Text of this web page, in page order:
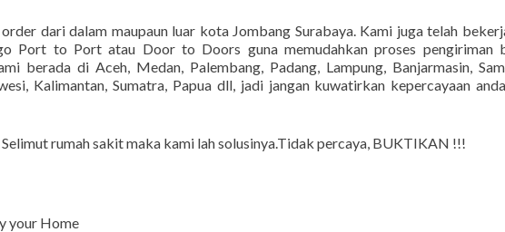
dari dalam maupaun luar kota Jombang Surabaya. Kami juga telah
Port to Port atau Door to Doors guna memudahkan proses pengiriman
berada di Aceh, Medan, Palembang, Padang, Lampung, Banjarmasin,
Kalimantan, Sumatra, Papua dll, jadi jangan kuwatirkan kepercayaan
rumah sakit maka kami lah solusinya.Tidak percaya, BUKTIKAN !!!
your Home